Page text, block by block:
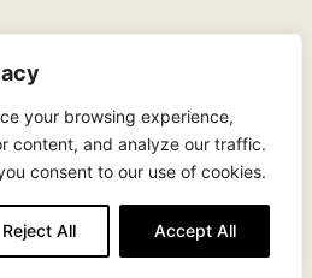
your browsing experience,
content, and analyze our traffic.
consent to our use of cookies.
Reject All Accept All
sommeren til at rydde